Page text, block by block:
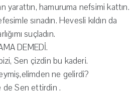
yarattın, hamuruma nefsimi kattın.
sınadın. Hevesli kıldın da
suçladın.
DEMEDİ.
Sen çizdin bu kaderi.
ne gelirdi?
de Sen ettirdin .